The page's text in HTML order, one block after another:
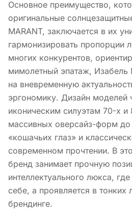
Основное преимущество,
оригинальные
MARANT, заключается в их
гармонизировать пропорции
многих конкурентов,
мимолетный эпатаж, Изабель
на вневременную
эргономику. Дизайн моделей
иконическим силуэтам 70-х и
массивных оверсайз-форм до
«кошачьих глаз» и
современном прочтении. В
бренд занимает прочную
интеллектуального люкса,
себе, а проявляется в тонких
брендинге.